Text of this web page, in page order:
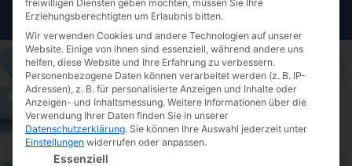
Kontakt
freiwilligen Diensten geben möchten, müssen Sie Ihre
Erziehungsberechtigten um Erlaubnis bitten.
Wir verwenden Cookies und andere Technologien auf unserer
Website. Einige von ihnen sind essenziell, während andere uns
helfen, diese Website und Ihre Erfahrung zu verbessern.
Personenbezogene Daten können verarbeitet werden (z. B. IP-
Adressen), z. B. für personalisierte Anzeigen und Inhalte oder
Anzeigen- und Inhaltsmessung. Weitere Informationen über die
Verwendung Ihrer Daten finden Sie in unserer
Datenschutzerklärung. Sie können Ihre Auswahl jederzeit unter
Einstellungen widerrufen oder anpassen.
Es folgt eine Liste der Service-Gruppen, für die eine
Essenziell